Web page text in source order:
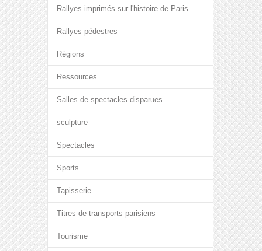
Rallyes imprimés sur l'histoire de Paris
Rallyes pédestres
Régions
Ressources
Salles de spectacles disparues
sculpture
Spectacles
Sports
Tapisserie
Titres de transports parisiens
Tourisme